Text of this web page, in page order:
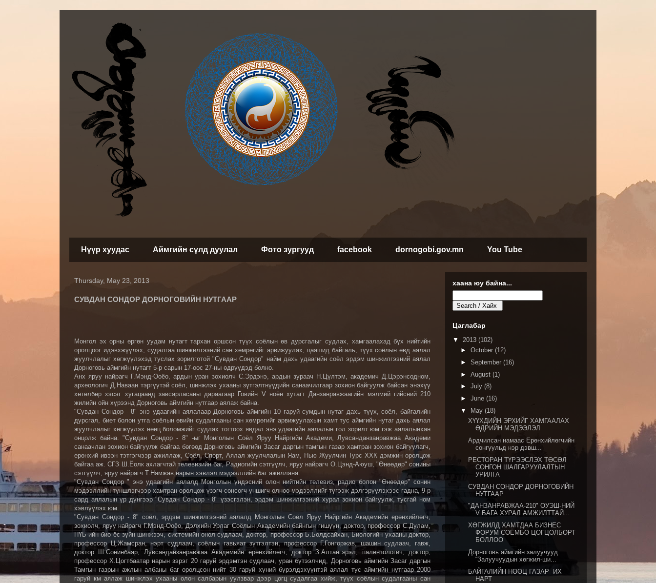
Нүүр хуудас Аймгийн сүлд дуулал Фото зургууд facebook dornogobi.gov.mn You Tube
Thursday, May 23, 2013
СУВДАН СОНДОР ДОРНОГОВИЙН НУТГААР
Монгол эх орны өргөн уудам нутагт тархан оршсон түүх соёлын өв дурсгалыг судлах, хамгаалахад бүх нийтийн
оролцоог идэвхжүүлэх, судалгаа шинжилгээний сан хөмрөгийг арвижуулах, цаашид байгаль, түүх соёлын өвд аялал
жуулчлалыг хөгжүүлэхэд туслах зорилготой "Сувдан Сондор" найм дахь удаагийн соёл эрдэм шинжилгээний аялал
Дорноговь аймгийн нутагт 5-р сарын 17-оос 27-ны өдрүүдэд болно.
Анх яруу найрагч Г.Мэнд-Ооёо, ардын уран зохиолч С.Эрдэнэ, ардын зураач Н.Цүлтэм, академич Д.Цэрэнсодном,
археологич Д.Наваан тэргүүтэй соёл, шинжлэх ухааны зүтгэлтнүүдийн санаачилгаар зохион байгуулж байсан энэхүү
хөтөлбөр хэсэг хугацаанд завсарласаны дараагаар Говийн V ноён хутагт Данзанравжаагийн мэлмий гийсний 210
жилийн ойн хүрээнд Дорноговь аймгийн нутгаар аялаж байна.
"Сувдан Сондор - 8" энэ удаагийн аялалаар Дорноговь аймгийн 10 гаруй сумдын нутаг дахь түүх, соёл, байгалийн
дурсгал, биет болон утга соёлын өвийн судалгааны сан хөмрөгийг арвижуулахын хамт тус аймгийн нутаг дахь аялал
жуулчлалыг хөгжүүлэх нөөц боломжийг судлах тогтоох явдал энэ удаагийн аялалын гол зорилт юм гэж аялалынхан
онцолж байна. "Сувдан Сондор - 8" -ыг Монголын Соёл Яруу Найргийн Академи, Лувсанданзанравжаа Академи
санаачлан зохион байгуулж байгаа бөгөөд Дорноговь аймгийн Засаг даргын тамгын газар хамтран зохион байгуулагч,
ерөнхий ивээн тэтгэгчээр ажиллаж, Соёл, Спорт, Аялал жуулчлалын Яам, Нью Жуулчин Турс ХХК дэмжин оролцож
байгаа аж. СГЗ Ш.Ёолк ахлагчтай телевизийн баг, Радиогийн сэтгүүлч, яруу найрагч О.Цэнд-Аюуш, "Өнөөдөр" сонины
сэтгүүлч, яруу найрагч Т.Нямжав нарын хэвлэл мэдээллийн баг ажиллана.
"Сувдан Сондор " энэ удаагийн аялалд Монголын үндэсний олон нийтийн телевиз, радио болон "Өнөөдөр" сонин
мэдээллийн түншлэгчээр хамтран оролцож үзэгч сонсогч уншигч олноо мэдээллийг түгээж дэлгэрүүлэхээс гадна, 9-р
сард аялалын үр дүнгээр "Сувдан Сондор - 8" үзэсгэлэн, эрдэм шинжилгээний хурал зохион байгуулж, тусгай ном
хэвлүүлэх юм.
"Сувдан Сондор - 8" соёл, эрдэм шинжилгээний аялалд Монголын Соёл Яруу Найргийн Академийн ерөнхийлөгч,
зохиолч, яруу найрагч Г.Мэнд-Ооёо, Дэлхийн Урлаг Соёлын Академийн байнгын гишүүн, доктор, профессор С.Дулам,
НҮБ-ийн био ёс зүйн шинжээч, системийн онол судлаач, доктор, профессор Б.Болдсайхан, Биологийн ухааны доктор,
профессор Ц.Жамсран, нэрт судлаач, соёлын гавьяат зүтгэлтэн, профессор Г.Гонгоржав, шашин судлаач, гавж,
доктор Ш.Сонинбаяр, Лувсанданзанравжаа Академийн ерөнхийлөгч, доктор З.Алтангэрэл, палентологич, доктор,
профессор Х.Цогтбаатар нарын зэрэг 20 гаруй эрдэмтэн судлаач, уран бүтээлчид, Дорноговь аймгийн Засаг даргын
Тамгын газрын ажлын албаны баг оролцсон нийт 30 гаруй хүний бүрэлдэхүүнтэй аялал тус аймгийн нутгаар 2000
гаруй км аялаж шинжлэх ухааны олон салбарын уулзвар дээр цогц судалгаа хийж, түүх соёлын судалгааны сан
хаана юу байна...
Цаглабар
▼ 2013 (102)
► October (12)
► September (16)
► August (1)
► July (8)
► June (16)
▼
May (18)
ХҮҮХДИЙН ЭРХИЙГ ХАМГААЛАХ
ӨДРИЙН МЭДЭЭЛЭЛ
Ардчилсан намаас Ерөнхийлөгчийн
сонгуульд нэр дэвш...
РЕСТОРАН ТҮРЭЭСЛЭХ ТӨСӨЛ
СОНГОН ШАЛГАРУУЛАЛТЫН
УРИЛГА
СУВДАН СОНДОР ДОРНОГОВИЙН
НУТГААР
"ДАНЗАНРАВЖАА-210" ОУЭШ-НИЙ
V БАГА ХУРАЛ АМЖИЛТТАЙ...
ХӨГЖИЛД ХАМТДАА БИЗНЕС
ФОРУМ СОЁМБО ЦОГЦОЛБОРТ
БОЛЛОО
Дорноговь аймгийн залуучууд
“Залуучуудын хөгжил-ши...
БАЙГАЛИЙН НӨӨЦ ГАЗАР -ИХ
НАРТ